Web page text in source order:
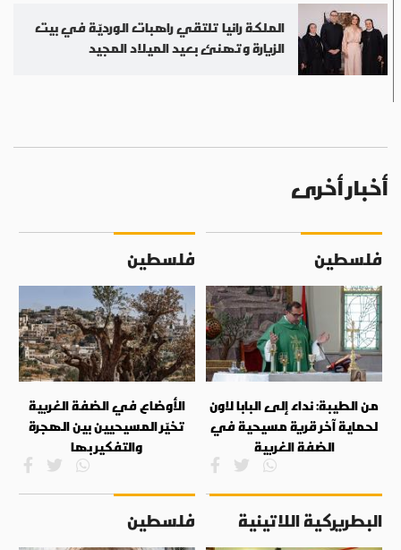
الملكة رانيا تلتقي راهبات الورديّة في بيت
الزيارة وتهنئ بعيد الميلاد المجيد
أخبار أخرى
فلسطين
من الطيبة: نداء إلى البابا لاون
لحماية آخر قرية مسيحية في
الضفة الغربية
فلسطين
الأوضاع في الضفة الغربية
تخيّر المسيحيين بين الهجرة
والتفكير بها
البطريركية اللاتينية فلسطين